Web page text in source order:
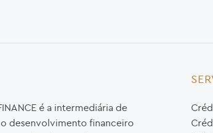
é a intermediária de
desenvolvimento financeiro